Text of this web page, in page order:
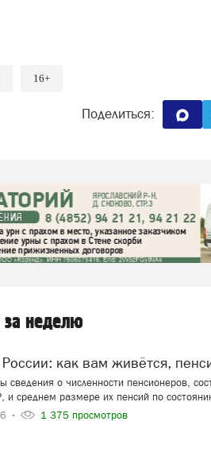
16+
Поделиться:
неделю
России: как вам живётся,
сведения о численности пенсионеров,
и среднем размере их пенсий по
1 375 просмотров